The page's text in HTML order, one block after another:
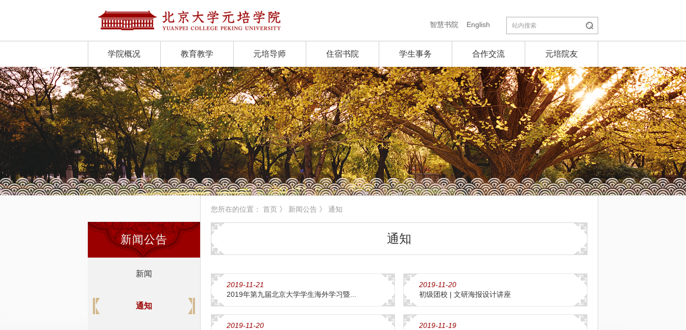
智慧书院 English
学院概况 教育教学 元培导师 住宿书院 学生事务 合作交流 元培院友
新闻公告
新闻
通知
您所在的位置： 首页 》 新闻公告 》 通知
通知
2019-11-21
2019年第九届北京大学学生海外学习暨...
2019-11-20
初级团校 | 文研海报设计讲座
2019-11-20
2019-11-19